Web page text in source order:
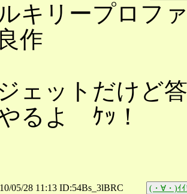
キリープロフ
作
ェットだけど
るよ ｹｯ！
10/05/28 11:13 ID:54Bs_3lBRC (・∀・)ｲ